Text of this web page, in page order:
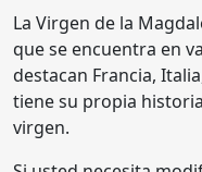
La Virgen de la
que se encuentra en
destacan Francia,
tiene su propia
virgen.